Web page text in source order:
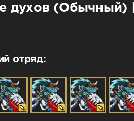
духов (Обычный)
отряд: